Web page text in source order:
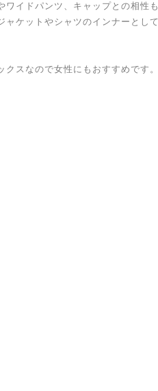
ワイドパンツ、キャップとの相性
ャケットやシャツのインナーとし
クスなので女性にもおすすめです。